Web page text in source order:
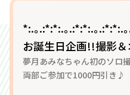
*:.｡.:*:*:.｡.:*:*:.｡.:*:*:.
お誕生日企画!!撮影
夢月あみなちゃん初のソロ
両部ご参加で1000円引き♪